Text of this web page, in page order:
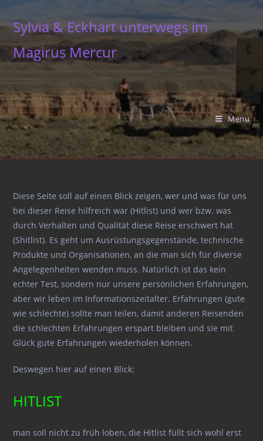
content
Sylvia & Eckhart unterwegs im
Magirus Mercur
Menu
Diese Seite soll auf einen Blick zeigen, wer und was für uns
bei dieser Reise hilfreich war (Hitlist) und wer bzw. was
durch Verhalten und Qualität diese Reise erschwert hat
(Shitlist). Es geht um Ausrüstungsgegenstände, technische
Produkte und Organisationen, an die man sich für diverse
Angelegenheiten wenden muss. Natürlich ist das kein
echter Test, sondern nur unsere persönlichen Erfahrungen,
aber wir leben im Informationszeitalter. Erfahrungen (gute
wie schlechte) sollte man teilen, damit anderen Reisenden
die schlechten Erfahrungen erspart bleiben und sie mit
Glück gute Erfahrungen wiederholen können.
Deswegen hier auf einen Blick:
HITLIST
man soll nicht zu früh loben, die Hitlist füllt sich wohl erst